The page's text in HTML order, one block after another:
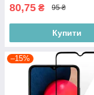
80,75 ₴ 95 ₴
Купити
–15%